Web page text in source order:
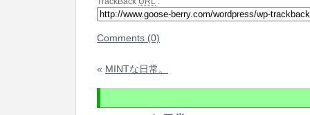
Comments (0)
« MINTな日常。